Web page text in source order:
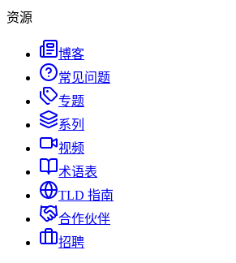
资源
博客
常见问题
专题
系列
视频
术语表
TLD 指南
合作伙伴
招聘